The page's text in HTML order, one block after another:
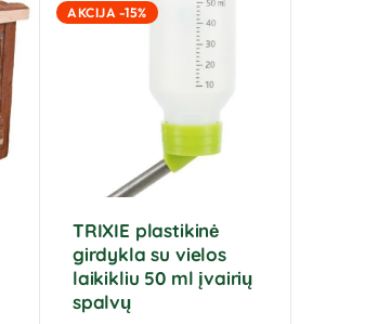
AKCIJA -15%
TRIXIE plastikinė
girdykla su vielos
laikikliu 50 ml įvairių
spalvų